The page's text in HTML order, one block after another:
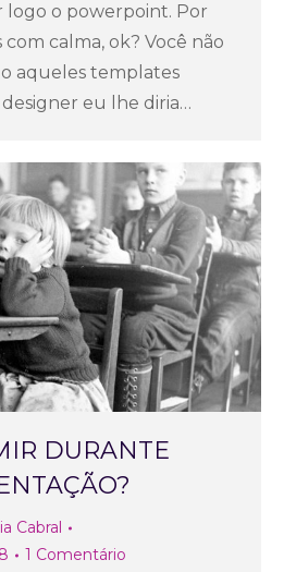
logo o powerpoint. Por
com calma, ok? Você não
aqueles templates
designer eu lhe diria…
DURANTE
Cabral
1 Comentário